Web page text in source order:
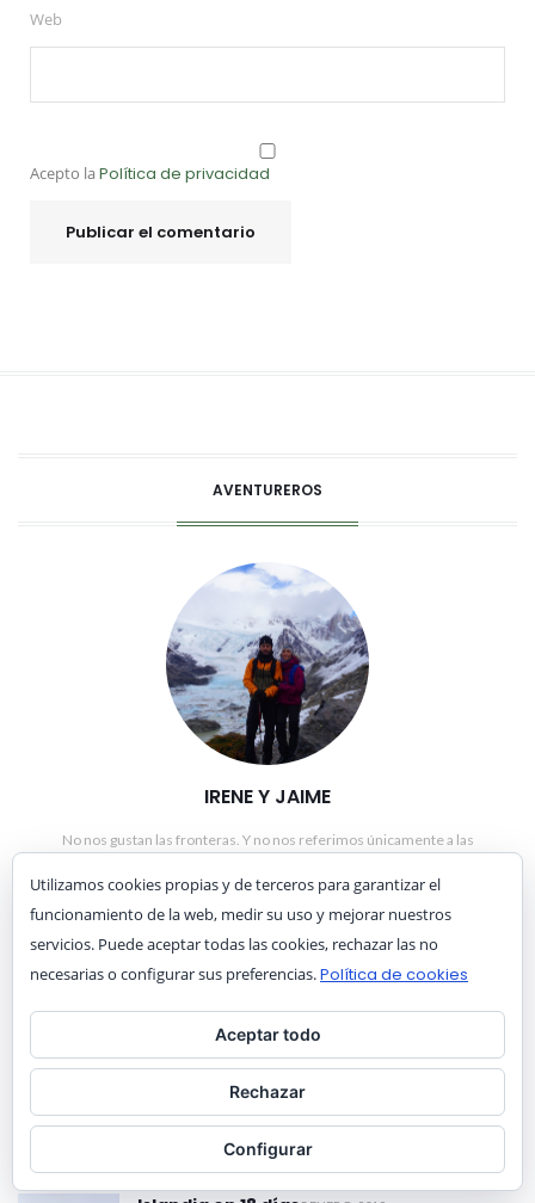
Web
Acepto la Política de privacidad
AVENTUREROS
IRENE Y JAIME
No nos gustan las fronteras. Y no nos referimos únicamente a las
nuestra mente debido a nuestra educación y cultura, sembrando
diferencias, miedo y odio entre nosotros. ¿Te vienes a conocer el mundo
y descubrir lo que hay ahí fuera de verdad?
Nueva Zelanda en 21 días
Utilizamos cookies propias y de terceros para garantizar el
funcionamiento de la web, medir su uso y mejorar nuestros
servicios. Puede aceptar todas las cookies, rechazar las no
necesarias o configurar sus preferencias.Política de cookies
Aceptar todo
Rechazar
Configurar